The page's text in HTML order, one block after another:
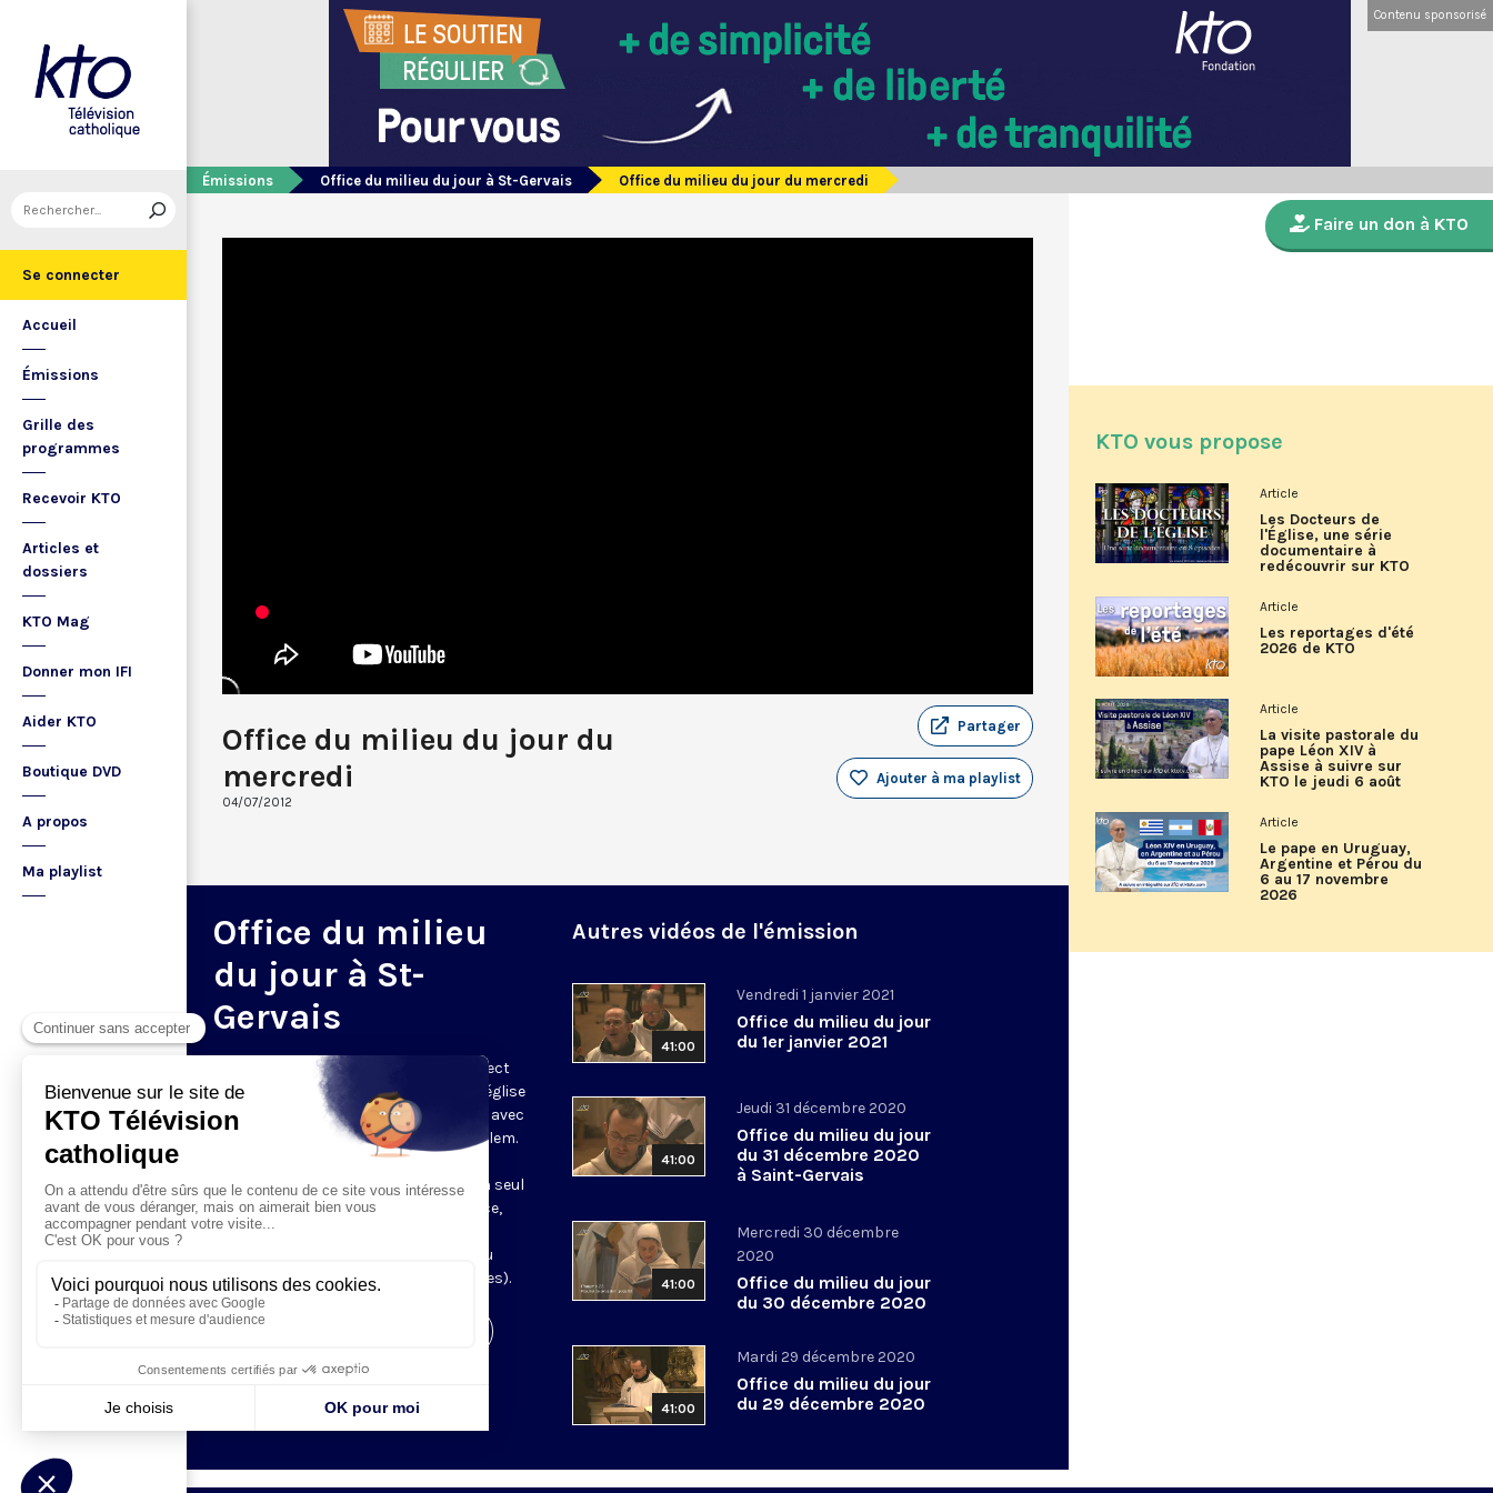
Se connecter
Accueil
Émissions
Grille des
programmes
Recevoir KTO
Articles et
dossiers
KTO Mag
Donner mon IFI
Aider KTO
Boutique DVD
A propos
Ma playlist
Contenu sponsorisé
Émissions Office du milieu du jour à St-Gervais Office du milieu du jour du mercredi
Office du milieu du jour du
mercredi
04/07/2012
Partager
Ajouter à ma playlist
Office du milieu
du jour à St-
Gervais
Du mardi au samedi, KTO diffuse en direct
l’office du milieu du jour, en direct de l’église
Saint-Gervais-Saint-Protais (Paris 4e), avec
les Fraternités Monastiques de Jérusalem.
L’Office du Milieu du Jour regroupe, en
particulier, «au milieu du jour» et en un seul
office, les heures monastiques de Tierce,
Sexte et None. Il permet à l’Église de
retrouver son Seigneur entre l’office du
matin (Laudes) et l’office du soir (Vêpres).
Autres vidéos de l'émission
41:00
Vendredi 1 janvier 2021
Office du milieu du jour
du 1er janvier 2021
41:00
Jeudi 31 décembre 2020
Office du milieu du jour
du 31 décembre 2020
à Saint-Gervais
41:00
Mercredi 30 décembre
2020
Office du milieu du jour
du 30 décembre 2020
41:00
Mardi 29 décembre 2020
Office du milieu du jour
du 29 décembre 2020
Faire un don à KTO
KTO vous propose
Article
Les Docteurs de
l'Église, une série
documentaire à
redécouvrir sur KTO
Article
Les reportages d'été
2026 de KTO
Article
La visite pastorale du
pape Léon XIV à
Assise à suivre sur
KTO le jeudi 6 août
Article
Le pape en Uruguay,
Argentine et Pérou du
6 au 17 novembre
2026